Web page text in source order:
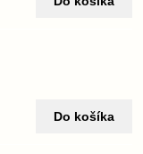
Do košíka